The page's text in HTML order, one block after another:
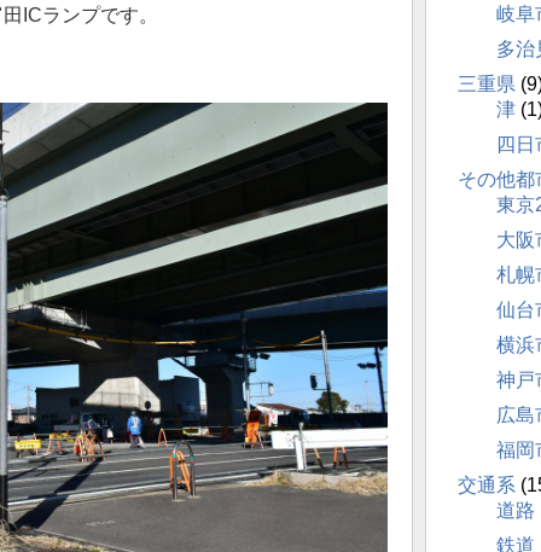
ICランプです。
岐阜
多治
三重県
津
四日
その他都
東京
大阪
札幌
仙台
横浜
神戸
広島
福岡
交通系
道路
鉄道